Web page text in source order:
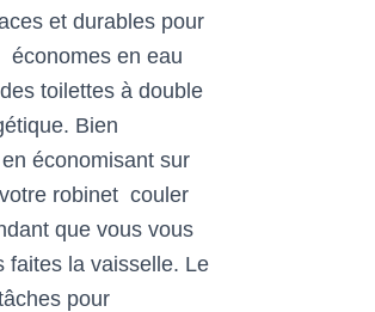
et durables pour
économes en eau
toilettes à double
Bien
économisant sur
robinet couler
que vous vous
faites la vaisselle. Le
pour